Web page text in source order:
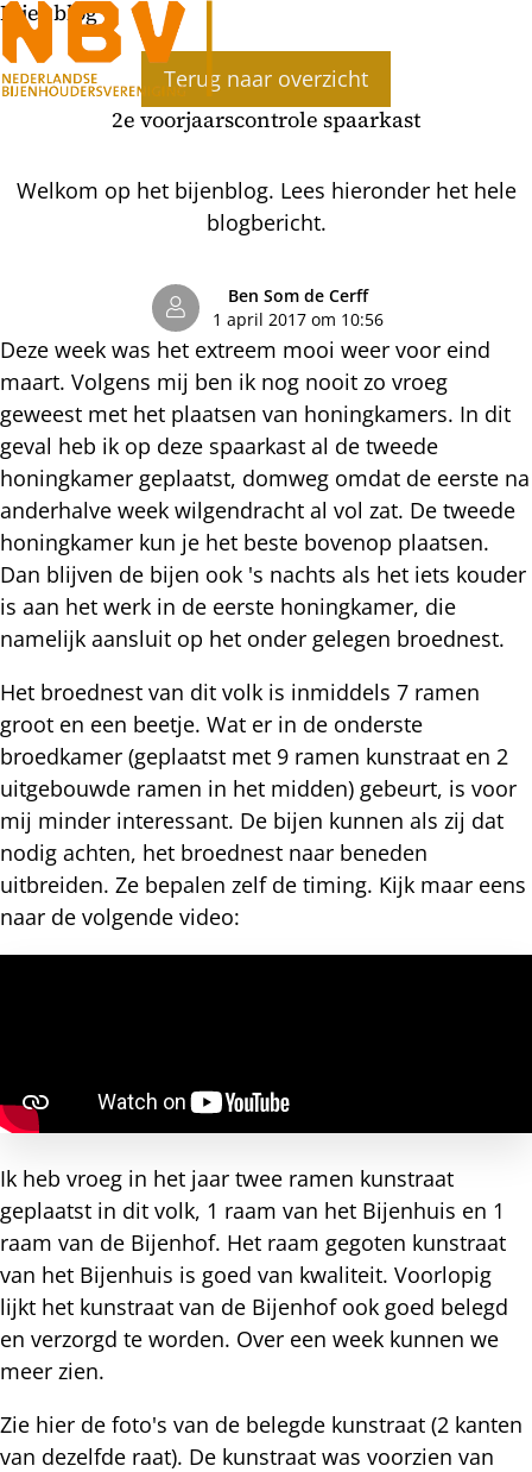
Bijenblog
Terug naar overzicht
2e voorjaarscontrole spaarkast
Welkom op het bijenblog. Lees hieronder het hele
blogbericht.
Ben Som de Cerff
1 april 2017 om 10:56
Deze week was het extreem mooi weer voor eind
maart. Volgens mij ben ik nog nooit zo vroeg
geweest met het plaatsen van honingkamers. In dit
geval heb ik op deze spaarkast al de tweede
honingkamer geplaatst, domweg omdat de eerste na
anderhalve week wilgendracht al vol zat. De tweede
honingkamer kun je het beste bovenop plaatsen.
Dan blijven de bijen ook 's nachts als het iets kouder
is aan het werk in de eerste honingkamer, die
namelijk aansluit op het onder gelegen broednest.
Het broednest van dit volk is inmiddels 7 ramen
groot en een beetje. Wat er in de onderste
broedkamer (geplaatst met 9 ramen kunstraat en 2
uitgebouwde ramen in het midden) gebeurt, is voor
mij minder interessant. De bijen kunnen als zij dat
nodig achten, het broednest naar beneden
uitbreiden. Ze bepalen zelf de timing. Kijk maar eens
naar de volgende video:
Ik heb vroeg in het jaar twee ramen kunstraat
geplaatst in dit volk, 1 raam van het Bijenhuis en 1
raam van de Bijenhof. Het raam gegoten kunstraat
van het Bijenhuis is goed van kwaliteit. Voorlopig
lijkt het kunstraat van de Bijenhof ook goed belegd
en verzorgd te worden. Over een week kunnen we
meer zien.
Zie hier de foto's van de belegde kunstraat (2 kanten
van dezelfde raat). De kunstraat was voorzien van